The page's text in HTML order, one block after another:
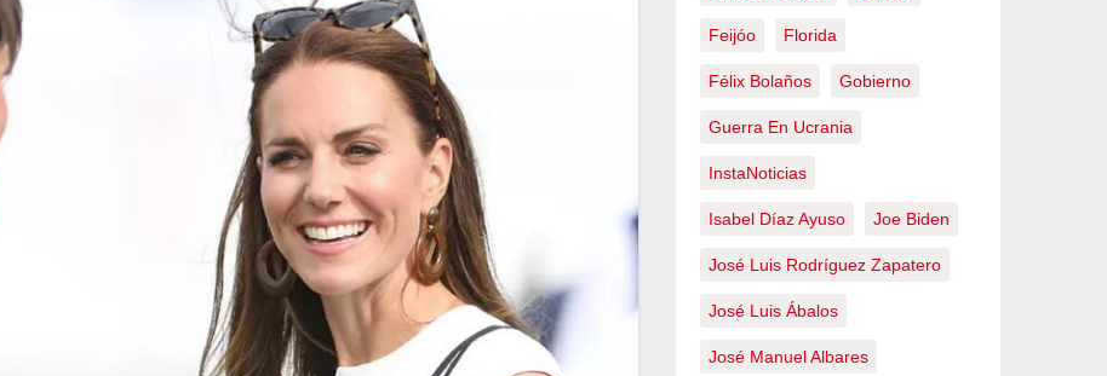
Feijóo Florida
Félix Bolaños Gobierno
Guerra En Ucrania
InstaNoticias
Isabel Díaz Ayuso Joe Biden
José Luis Rodríguez Zapatero
José Luis Ábalos
José Manuel Albares